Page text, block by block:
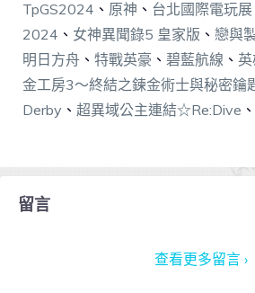
TpGS2024 、 原神 、 台北國際電玩展
2024 、 女神異聞錄5 皇家版 、 戀與
明日方舟 、 特戰英豪 、 碧藍航線 、
金工房3～終結之鍊金術士與秘密鑰
Derby 、 超異域公主連結☆Re:Dive 、
留言
查看更多留言 ›